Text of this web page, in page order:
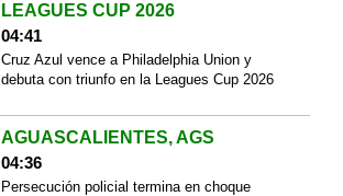
LEAGUES CUP 2026
04:41
Cruz Azul vence a Philadelphia Union y
debuta con triunfo en la Leagues Cup 2026
AGUASCALIENTES, AGS
04:36
Persecución policial termina en choque